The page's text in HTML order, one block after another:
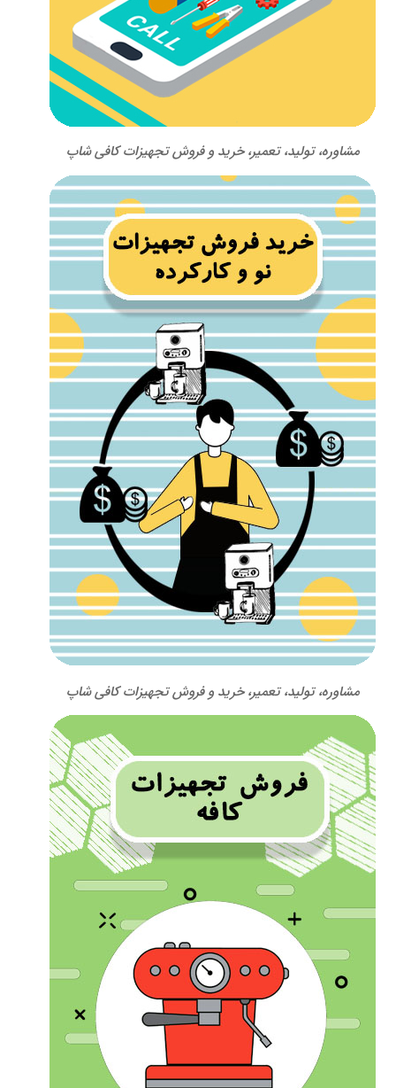
مشاوره، تولید، تعمیر، خرید و فروش تجهیزات کافی شاپ
مشاوره، تولید، تعمیر، خرید و فروش تجهیزات کافی شاپ